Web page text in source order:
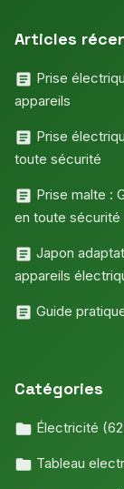
Articles
Prise
appareils
Prise
toute sécurité
Prise malte :
en toute sécurité
Japon
appareils
Guide
Catégories
Électricité
Tableau